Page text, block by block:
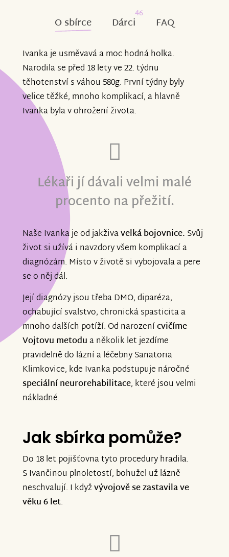
O sbírce Dárci
46
FAQ
Ivanka je usměvavá a moc hodná holka.
Narodila se před 18 lety ve 22. týdnu
těhotenství s váhou 580g. První týdny byly
velice těžké, mnoho komplikací, a hlavně
Ivanka byla v ohrožení života.
Lékaři jí dávali velmi malé
procento na přežití.
Naše Ivanka je od jakživavelká bojovnice. Svůj
život si užívá i navzdory všem komplikací a
diagnózám. Místo v životě si vybojovala a pere
se o něj dál.
Její diagnózy jsou třeba DMO, diparéza,
ochabující svalstvo, chronická spasticita a
mnoho dalších potíží. Od narozenícvičíme
Vojtovu metodua několik let jezdíme
pravidelně do lázní a léčebny Sanatoria
Klimkovice, kde Ivanka podstupuje náročné
speciální neurorehabilitace, které jsou velmi
nákladné.
Jak sbírka pomůže?
Do 18 let pojišťovna tyto procedury hradila.
S Ivančinou plnoletostí, bohužel už lázně
neschvalují. I kdyžvývojově se zastavila ve
věku 6 let.